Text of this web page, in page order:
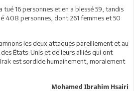
tué 16 personnes et en a blessé 59, tandis
408 personnes, dont 261 femmes et 50
les deux attaques pareillement et au
États-Unis et de leurs alliés qui ont
est sordide humainement, moralement
Mohamed Ibrahim Hsairi